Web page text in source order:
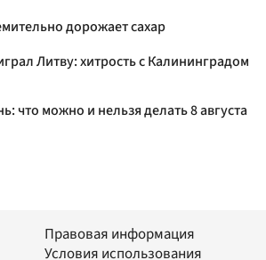
дорожает сахар
Литву: хитрость с Калининградом
что можно и нельзя делать 8 августа
Правовая информация
Условия использования